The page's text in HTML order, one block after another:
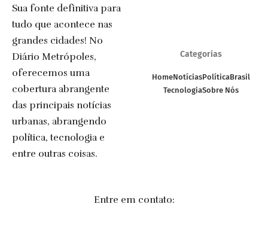
Sua fonte definitiva para
tudo que acontece nas
grandes cidades! No
Diário Metrópoles,
oferecemos uma
cobertura abrangente
das principais notícias
urbanas, abrangendo
política, tecnologia e
entre outras coisas.
Categorias
HomeNotíciasPolíticaBrasil
TecnologiaSobre Nós
Entre em contato: